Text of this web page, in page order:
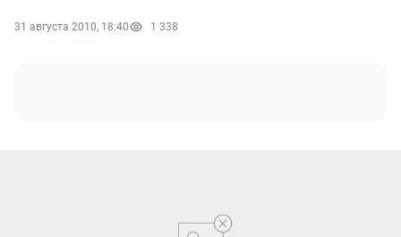
31 августа 2010, 18:40 1 338